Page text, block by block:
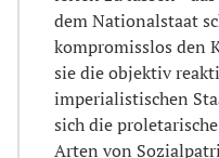
dem Nationalstaat
kompromisslos den
sie die objektiv
imperialistischen
sich die
Arten von